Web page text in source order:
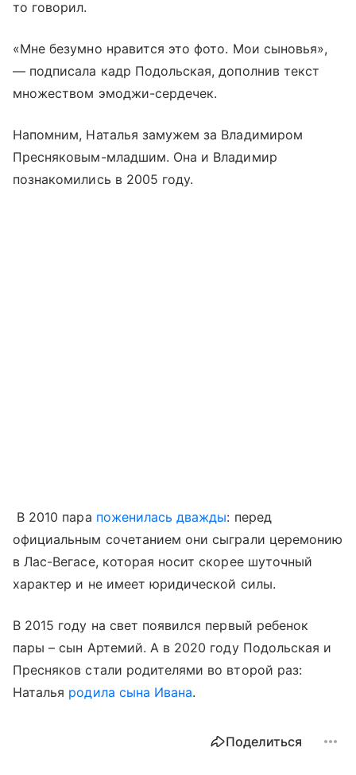
то говорил.
«Мне безумно нравится это фото. Мои сыновья»,
— подписала кадр Подольская, дополнив текст
множеством эмоджи-сердечек.
Напомним, Наталья замужем за Владимиром
Пресняковым-младшим. Она и Владимир
познакомились в 2005 году.
В 2010 пара поженилась дважды: перед
официальным сочетанием они сыграли церемонию
в Лас-Вегасе, которая носит скорее шуточный
характер и не имеет юридической силы.
В 2015 году на свет появился первый ребенок
пары – сын Артемий. А в 2020 году Подольская и
Пресняков стали родителями во второй раз:
Наталья родила сына Ивана.
Поделиться